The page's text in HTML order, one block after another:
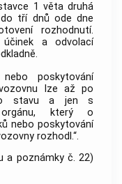
1 věta druhá
tří dnů ode dne
rozhodnutí.
účinek a odvolací
poskytování
lze až po
stavu a jen s
orgánu, který o
nebo poskytování
rozhodl.“.
a poznámky č. 22)